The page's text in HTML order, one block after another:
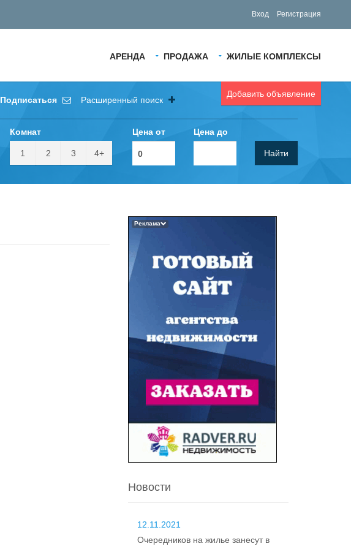
Вход Регистрация
АРЕНДА ПРОДАЖА ЖИЛЫЕ КОМПЛЕКСЫ
Добавить объявление
Подписаться Расширенный поиск
Комнат
1 2 3 4+
Цена от Цена до
Найти
Реклама
Новости
12.11.2021
Очередников на жилье занесут в